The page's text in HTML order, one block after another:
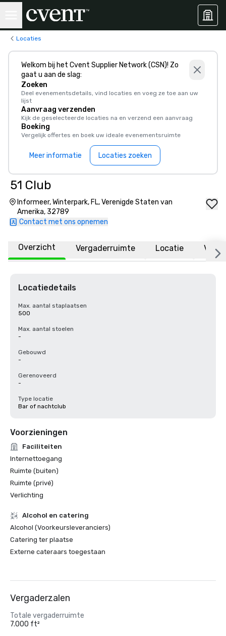
Locaties
Welkom bij het Cvent Supplier Network (CSN)! Zo
gaat u aan de slag:
Zoeken
Deel evenementsdetails, vind locaties en voeg ze toe aan uw
lijst
Aanvraag verzenden
Kijk de geselecteerde locaties na en verzend een aanvraag
Boeking
Vergelijk offertes en boek uw ideale evenementsruimte
Meer informatie Locaties zoeken
51 Club
Informeer, Winterpark, FL, Verenigde Staten van
Amerika, 32789
Contact met ons opnemen
Overzicht Vergaderruimte Locatie
Locatiedetails
Max. aantal staplaatsen
500
Max. aantal stoelen
-
Gebouwd
-
Gerenoveerd
-
Type locatie
Bar of nachtclub
Voorzieningen
Faciliteiten
Internettoegang
Ruimte (buiten)
Ruimte (privé)
Verlichting
Alcohol en catering
Alcohol (Voorkeursleveranciers)
Catering ter plaatse
Externe cateraars toegestaan
Vergaderzalen
Totale vergaderruimte
7.000 ft²